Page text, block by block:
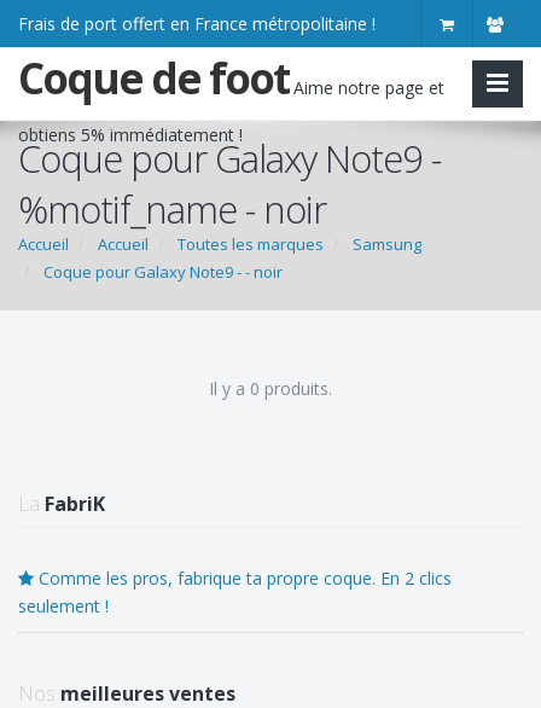
Frais de port offert en France métropolitaine !
Coque de footAime notre page et
obtiens 5% immédiatement !
Coque pour Galaxy Note9 -
%motif_name - noir
Accueil Accueil Toutes les marques
Samsung
Coque pour Galaxy Note9 - - noir
Il y a 0 produits.
La FabriK
Comme les pros, fabrique ta propre coque. En 2 clics
seulement !
Nos meilleures ventes